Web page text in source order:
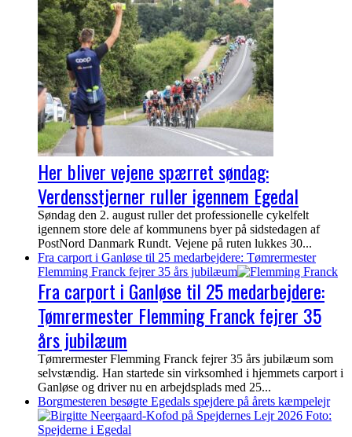
Her bliver vejene spærret søndag:
Verdensstjerner ruller igennem Egedal
Søndag den 2. august ruller det professionelle cykelfelt
igennem store dele af kommunens byer på sidstedagen af
PostNord Danmark Rundt. Vejene på ruten lukkes 30...
Fra carport i Ganløse til 25 medarbejdere: Tømrermester
Flemming Franck fejrer 35 års jubilæum
Fra carport i Ganløse til 25 medarbejdere:
Tømrermester Flemming Franck fejrer 35
års jubilæum
Tømrermester Flemming Franck fejrer 35 års jubilæum som
selvstændig. Han startede sin virksomhed i hjemmets carport i
Ganløse og driver nu en arbejdsplads med 25...
Borgmesteren besøgte Egedals spejdere på årets kæmpelejr